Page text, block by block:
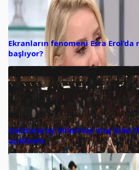
Ekranların fenomeni Esra Erol’da
başlıyor?
Galatasaray Villarreal maç bilet
açıklandı